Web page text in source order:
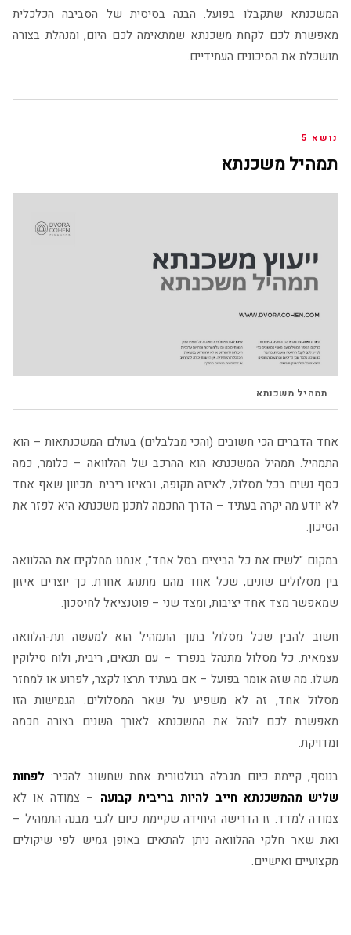
המשכנתא שתקבלו בפועל. הבנה בסיסית של הסביבה הכלכלית
מאפשרת לכם לקחת משכנתא שמתאימה לכם היום, ומנהלת בצורה
מושכלת את הסיכונים העתידיים.
נושא 5
תמהיל משכנתא
▶
תמהיל משכנתא
אחד הדברים הכי חשובים (והכי מבלבלים) בעולם המשכנתאות – הוא
התמהיל. תמהיל המשכנתא הוא ההרכב של ההלוואה – כלומר, כמה
כסף נשים בכל מסלול, לאיזה תקופה, ובאיזו ריבית. מכיוון שאף אחד
לא יודע מה יקרה בעתיד – הדרך החכמה לתכנן משכנתא היא לפזר את
הסיכון.
במקום "לשים את כל הביצים בסל אחד", אנחנו מחלקים את ההלוואה
בין מסלולים שונים, שכל אחד מהם מתנהג אחרת. כך יוצרים איזון
שמאפשר מצד אחד יציבות, ומצד שני – פוטנציאל לחיסכון.
חשוב להבין שכל מסלול בתוך התמהיל הוא למעשה תת-הלוואה
עצמאית. כל מסלול מתנהל בנפרד – עם תנאים, ריבית, ולוח סילוקין
משלו. מה שזה אומר בפועל – אם בעתיד תרצו לקצר, לפרוע או למחזר
מסלול אחד, זה לא משפיע על שאר המסלולים. הגמישות הזו
מאפשרת לכם לנהל את המשכנתא לאורך השנים בצורה חכמה
ומדויקת.
בנוסף, קיימת כיום מגבלה רגולטורית אחת שחשוב להכיר: לפחות
שליש מהמשכנתא חייב להיות בריבית קבועה – צמודה או לא
צמודה למדד. זו הדרישה היחידה שקיימת כיום לגבי מבנה התמהיל –
ואת שאר חלקי ההלוואה ניתן להתאים באופן גמיש לפי שיקולים
מקצועיים ואישיים.